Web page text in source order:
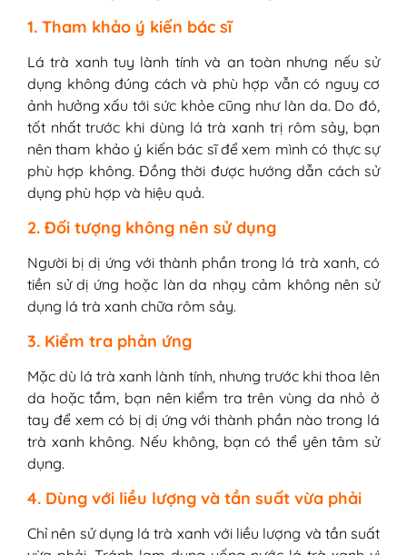
1. Tham khảo ý kiến bác sĩ
Lá trà xanh tuy lành tính và an toàn nhưng nếu sử
dụng không đúng cách và phù hợp vẫn có nguy cơ
ảnh hưởng xấu tới sức khỏe cũng như làn da. Do đó,
tốt nhất trước khi dùng lá trà xanh trị rôm sảy, bạn
nên tham khảo ý kiến bác sĩ để xem mình có thực sự
phù hợp không. Đồng thời được hướng dẫn cách sử
dụng phù hợp và hiệu quả.
2. Đối tượng không nên sử dụng
Người bị dị ứng với thành phần trong lá trà xanh, có
tiền sử dị ứng hoặc làn da nhạy cảm không nên sử
dụng lá trà xanh chữa rôm sảy.
3. Kiểm tra phản ứng
Mặc dù lá trà xanh lành tính, nhưng trước khi thoa lên
da hoặc tắm, bạn nên kiểm tra trên vùng da nhỏ ở
tay để xem có bị dị ứng với thành phần nào trong lá
trà xanh không. Nếu không, bạn có thể yên tâm sử
dụng.
4. Dùng với liều lượng và tần suất vừa phải
Chỉ nên sử dụng lá trà xanh với liều lượng và tần suất